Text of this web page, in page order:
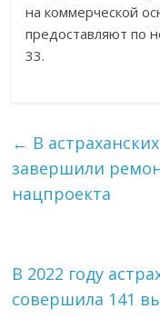
на коммерческой
предоставляют по
33.
← В
завершили
нацпроекта
В 2022 году
совершила 141